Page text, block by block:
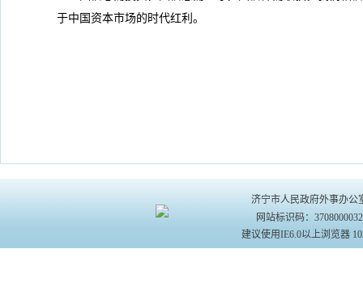
于中国资本市场的时代红利。
济宁市人民政府外事办公
网站标识码：
建议使用IE6.0以上浏览器